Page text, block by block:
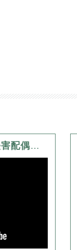
呂旺積律師_教育訓練_侵害配偶權之研究